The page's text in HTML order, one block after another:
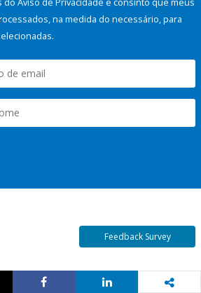
na medida do necessário, para
Feedback Survey